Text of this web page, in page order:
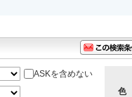
ASKを含めない
色